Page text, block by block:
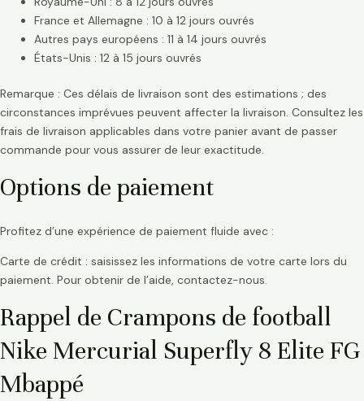
France et Allemagne : 10 à 12 jours ouvrés
Autres pays européens : 11 à 14 jours ouvrés
États-Unis : 12 à 15 jours ouvrés
Remarque : Ces délais de livraison sont des estimations ; des
circonstances imprévues peuvent affecter la livraison. Consultez les
frais de livraison applicables dans votre panier avant de passer
commande pour vous assurer de leur exactitude.
Options de paiement
Profitez d’une expérience de paiement fluide avec :
Carte de crédit : saisissez les informations de votre carte lors du
paiement. Pour obtenir de l’aide, contactez-nous.
Rappel de Crampons de football
Nike Mercurial Superfly 8 Elite FG
Mbappé